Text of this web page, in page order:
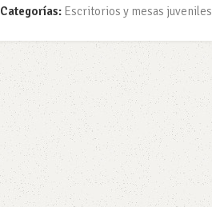
Categorías: Escritorios y mesas juveniles